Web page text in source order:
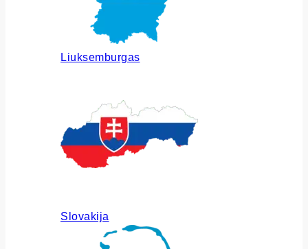
Liuksemburgas
Slovakija